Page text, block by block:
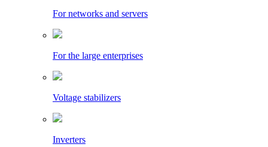
For networks and servers
For the large enterprises
Voltage stabilizers
Inverters